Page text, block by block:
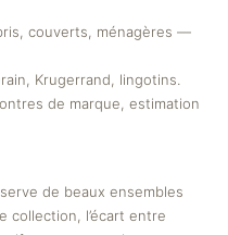
couverts, ménagères —
Krugerrand, lingotins.
de marque, estimation
de beaux ensembles
collection, l’écart entre